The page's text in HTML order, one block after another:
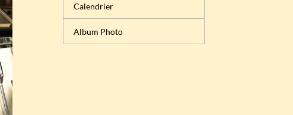
Calendrier
Album Photo